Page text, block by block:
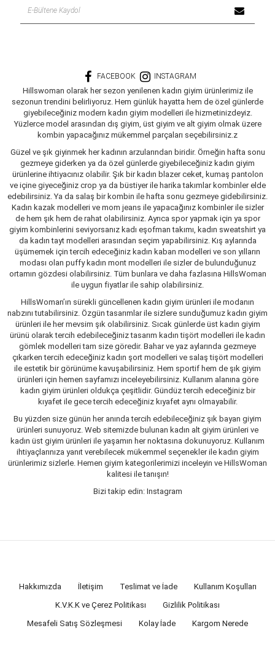
FACEBOOK INSTAGRAM
Hillswoman olarak her sezon yenilenen kadın giyim ürünlerimiz ile
sezonun trendini belirliyoruz. Hem günlük hayatta hem de özel günlerde
giyebileceğiniz modern kadın giyim modelleri ile hizmetinizdeyiz.
Yüzlerce model arasından dış giyim, üst giyim ve alt giyim olmak üzere
kombin yapacağınız mükemmel parçaları seçebilirsiniz.z
Güzel ve şık giyinmek her kadının arzularından biridir. Örneğin hafta sonu
gezmeye giderken ya da özel günlerde giyebileceğiniz kadın giyim
ürünlerine ihtiyacınız olabilir. Şık bir kadın blazer ceket, kumaş pantolon
ve içine giyeceğiniz crop ya da büstiyer ile harika takımlar kombinler elde
edebilirsiniz. Ya da salaş bir kombin ile hafta sonu gezmeye gidebilirsiniz.
Kadın kazak modelleri ve mom jeans ile yapacağınız kombinler ile sizler
de hem şık hem de rahat olabilirsiniz. Ayrıca spor yapmak için ya spor
giyim kombinlerini seviyorsanız kadı eşofman takımı, kadın sweatshirt ya
da kadın tayt modelleri arasından seçim yapabilirsiniz. Kış aylarında
üşümemek için tercih edeceğiniz kadın kaban modelleri ve son yılların
modası olan puffy kadın mont modelleri ile sizler de bulunduğunuz
ortamın gözdesi olabilirsiniz. Tüm bunlara ve daha fazlasına HillsWoman
ile uygun fiyatlar ile sahip olabilirsiniz.
HillsWoman’ın sürekli güncellenen kadın giyim ürünleri ile modanın
nabzını tutabilirsiniz. Özgün tasarımlar ile sizlere sunduğumuz kadın giyim
ürünleri ile her mevsim şık olabilirsiniz. Sıcak günlerde üst kadın giyim
ürünü olarak tercih edebileceğiniz tasarım kadın tişört modelleri ile kadın
gömlek modelleri tam size göredir. Bahar ve yaz aylarında gezmeye
çıkarken tercih edeceğiniz kadın şort modelleri ve salaş tişört modelleri
ile estetik bir görünüme kavuşabilirsiniz. Hem sportif hem de şık giyim
ürünleri için hemen sayfamızı inceleyebilirsiniz. Kullanım alanına göre
kadın giyim ürünleri oldukça çeşitlidir. Gündüz tercih edeceğiniz bir
kıyafet ile gece tercih edeceğiniz kıyafet aynı olmayabilir.
Bu yüzden size günün her anında tercih edebileceğiniz şık bayan giyim
ürünleri sunuyoruz. Web sitemizde bulunan kadın alt giyim ürünleri ve
kadın üst giyim ürünleri ile yaşamın her noktasına dokunuyoruz. Kullanım
ihtiyaçlarınıza yanıt verebilecek mükemmel seçenekler ile kadın giyim
ürünlerimiz sizlerle. Hemen giyim kategorilerimizi inceleyin ve HillsWoman
kalitesi ile tanışın!
Bizi takip edin: Instagram
Hakkımızda İletişim Teslimat ve İade
Kullanım Koşulları
K.V.K.K ve Çerez Politikası
Gizlilik Politikası
Mesafeli Satış Sözleşmesi
Kolay İade Kargom Nerede